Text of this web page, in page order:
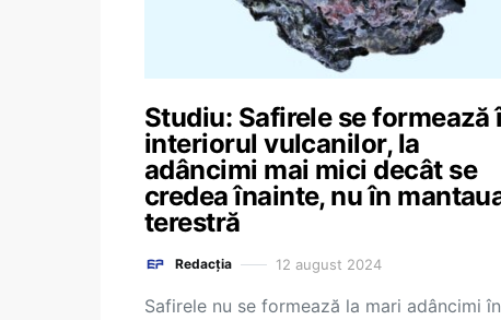
Studiu: Safirele se formează
interiorul vulcanilor, la
adâncimi mai mici decât se
credea înainte, nu în
terestră
Redacția 12 august 2024
Safirele nu se formează la mari adâncimi în